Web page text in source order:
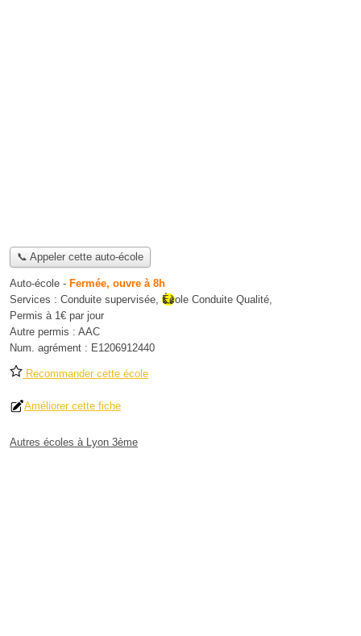
📞 Appeler cette auto-école
Auto-école - Fermée, ouvre à 8h
Services : Conduite supervisée, École Conduite Qualité,
Permis à 1€ par jour
Autre permis : AAC
Num. agrément : E1206912440
Recommander cette école
Améliorer cette fiche
Autres écoles à Lyon 3ème